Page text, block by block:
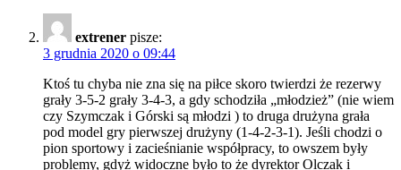
extrener pisze:
3 grudnia 2020 o 09:44
Ktoś tu chyba nie zna się na piłce skoro twierdzi że rezerwy
grały 3-5-2 grały 3-4-3, a gdy schodziła „młodzież” (nie wiem
czy Szymczak i Górski są młodzi ) to druga drużyna grała
pod model gry pierwszej drużyny (1-4-2-3-1). Jeśli chodzi o
pion sportowy i zacieśnianie współpracy, to owszem były
problemy, gdyż widoczne było to że dyrektor Olczak i